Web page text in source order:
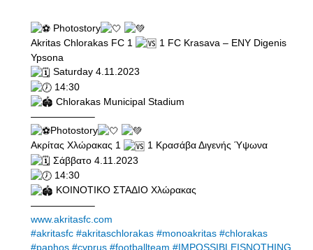
Photostory
Akritas Chlorakas FC 1
1 FC Krasava – ENY Digenis
Ypsona
Saturday 4.11.2023
14:30
Chlorakas Municipal Stadium
——————–
Photostory
Ακρίτας Χλώρακας 1
1 Κρασάβα Διγενής Ύψωνα
Σάββατο 4.11.2023
14:30
ΚΟΙΝΟΤΙΚΟ ΣΤΑΔΙΟ Χλώρακας
——————–
www.akritasfc.com
#akritasfc #akritaschlorakas #monoakritas #chlorakas
#paphos #cyprus #footballteam #IMPOSSIBLEISNOTHING